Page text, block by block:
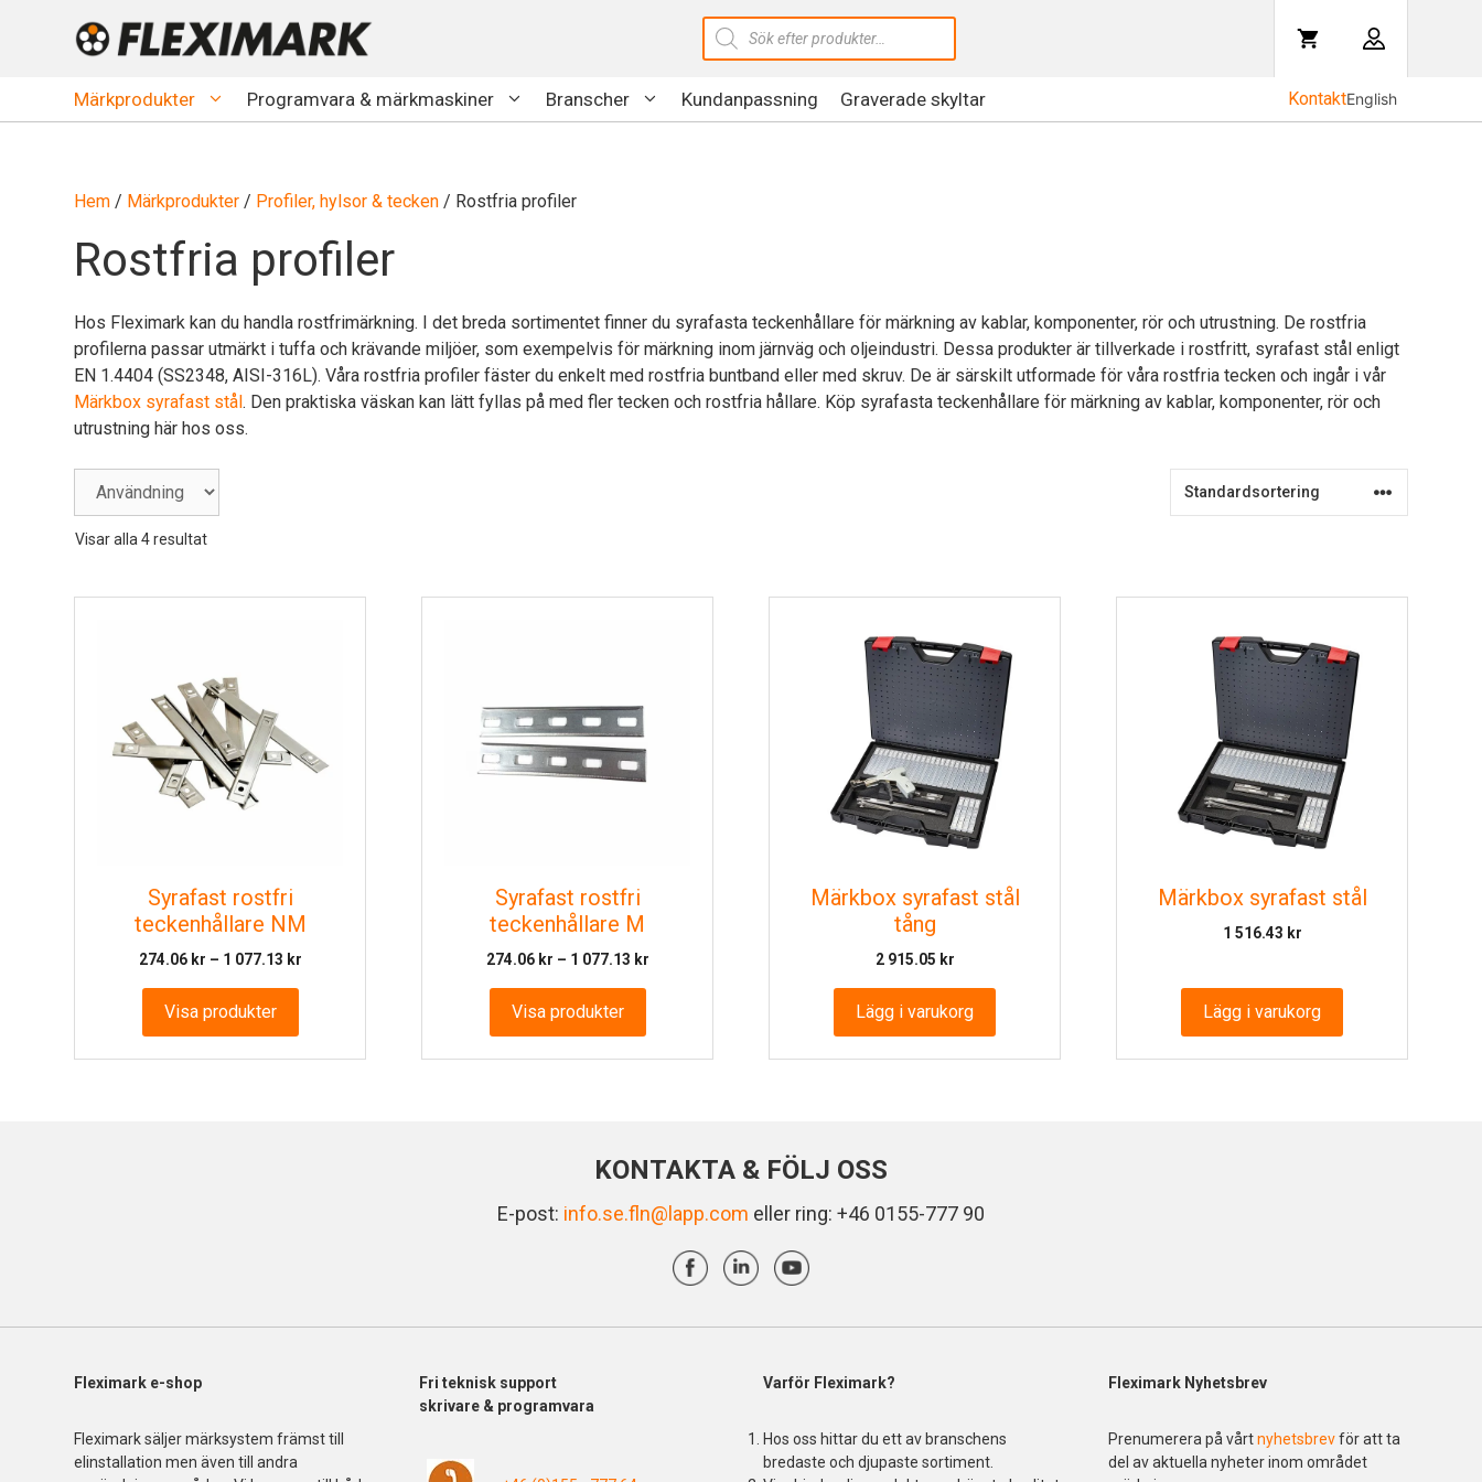
Produktsökning
KontaktEnglish
Märkprodukter Programvara & märkmaskiner Branscher Kundanpassning Graverade skyltar
Hem / Märkprodukter / Profiler, hylsor & tecken / Rostfria profiler
Rostfria profiler
Hos Fleximark kan du handla rostfrimärkning. I det breda sortimentet finner du syrafasta teckenhållare för märkning av kablar, komponenter, rör och utrustning. De rostfria
profilerna passar utmärkt i tuffa och krävande miljöer, som exempelvis för märkning inom järnväg och oljeindustri. Dessa produkter är tillverkade i rostfritt, syrafast stål enligt
EN 1.4404 (SS2348, AISI-316L). Våra rostfria profiler fäster du enkelt med rostfria buntband eller med skruv. De är särskilt utformade för våra rostfria tecken och ingår i vår
Märkbox syrafast stål. Den praktiska väskan kan lätt fyllas på med fler tecken och rostfria hållare. Köp syrafasta teckenhållare för märkning av kablar, komponenter, rör och
utrustning här hos oss.
Visar alla 4 resultat
Syrafast rostfri
teckenhållare NM
274.06 kr – 1 077.13 krPrisintervall:
Visa produkter
Syrafast rostfri
teckenhållare M
274.06 kr – 1 077.13 krPrisintervall:
Visa produkter
Märkbox syrafast stål
tång
2 915.05 kr
Lägg i varukorg
Märkbox syrafast stål
1 516.43 kr
Lägg i varukorg
KONTAKTA & FÖLJ OSS
E-post: info.se.fln@lapp.com eller ring: +46 0155-777 90
Fleximark e-shop
Fleximark säljer märksystem främst till
elinstallation men även till andra
Fri teknisk support
skrivare & programvara
Varför Fleximark?
Hos oss hittar du ett av branschens
bredaste och djupaste sortiment.
Fleximark Nyhetsbrev
Prenumerera på vårtnyhetsbrevför att ta
del av aktuella nyheter inom området